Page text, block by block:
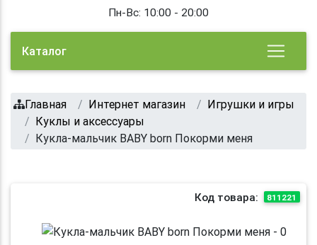
Пн-Вс: 10:00 - 20:00
Каталог
Главная Интернет магазин
Игрушки и игры
Куклы и аксессуары
Кукла-мальчик BABY born Покорми меня
Код товара: 811221